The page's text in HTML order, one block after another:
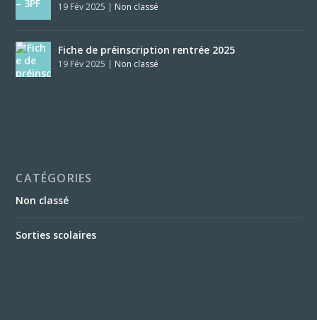
19 Fév 2025 | Non classé
Fiche de préinscription rentrée 2025
19 Fév 2025 | Non classé
CATÉGORIES
Non classé
Sorties scolaires